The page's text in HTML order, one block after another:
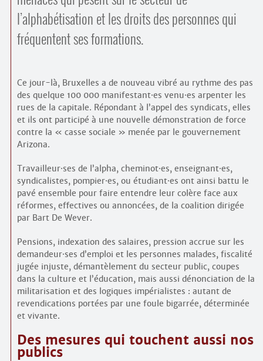
l’alphabétisation et les droits des personnes qui
fréquentent ses formations.
Ce jour-là, Bruxelles a de nouveau vibré au rythme des pas
des quelque 100 000 manifestant·es venu·es arpenter les
rues de la capitale. Répondant à l’appel des syndicats, elles
et ils ont participé à une nouvelle démonstration de force
contre la « casse sociale » menée par le gouvernement
Arizona.
Travailleur·ses de l’alpha, cheminot·es, enseignant·es,
syndicalistes, pompier·es, ou étudiant·es ont ainsi battu le
pavé ensemble pour faire entendre leur colère face aux
réformes, effectives ou annoncées, de la coalition dirigée
par Bart De Wever.
Pensions, indexation des salaires, pression accrue sur les
demandeur·ses d’emploi et les personnes malades, fiscalité
jugée injuste, démantèlement du secteur public, coupes
dans la culture et l’éducation, mais aussi dénonciation de la
militarisation et des logiques impérialistes : autant de
revendications portées par une foule bigarrée, déterminée
et vivante.
Des mesures qui touchent aussi nos
publics